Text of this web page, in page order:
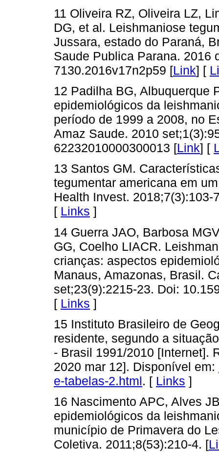
11 Oliveira RZ, Oliveira LZ,
DG, et al. Leishmaniose
Jussara, estado do Paraná,
Saude Publica Parana. 2016
7130.2016v17n2p59 [Link] [
12 Padilha BG, Albuquerque
epidemiológicos da
período de 1999 a 2008, no
Amaz Saude. 2010
62232010000300013 [Link] [
13 Santos GM.
tegumentar americana em
Health Invest.
[ Links ]
14 Guerra JAO, Barbosa
GG, Coelho LIACR.
crianças: aspectos
Manaus, Amazonas, Brasil.
set;23(9):2215-23. Doi:
[ Links ]
15 Instituto Brasileiro de
residente, segundo a
- Brasil 1991/2010 [Internet].
2020 mar 12]. Disponível em:
e-tabelas-2.html. [ Links ]
16 Nascimento APC, Alves
epidemiológicos da
município de Primavera do
Coletiva. 2011;8(53):210-4. [